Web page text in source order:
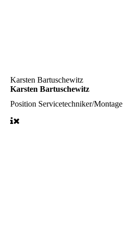
Karsten Bartuschewitz
Karsten Bartuschewitz
Position Servicetechniker/Montage